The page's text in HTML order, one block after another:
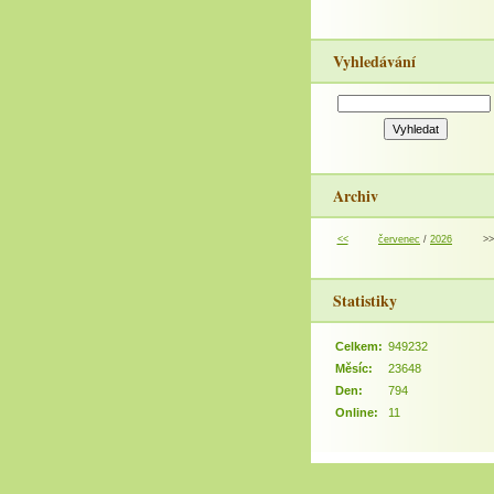
Vyhledávání
Archiv
<< červenec / 2026 >>
Statistiky
Online: 11
Celkem: 949232
Měsíc:
23648
Den:
794